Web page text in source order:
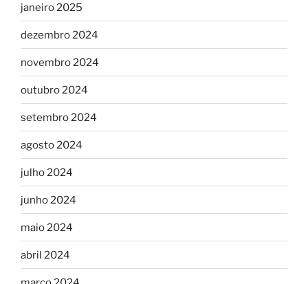
janeiro 2025
dezembro 2024
novembro 2024
outubro 2024
setembro 2024
agosto 2024
julho 2024
junho 2024
maio 2024
abril 2024